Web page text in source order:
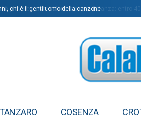
chi è il gentiluomo della canzone
prevale trasmissione a breve distanza: entro 400
COSENZA